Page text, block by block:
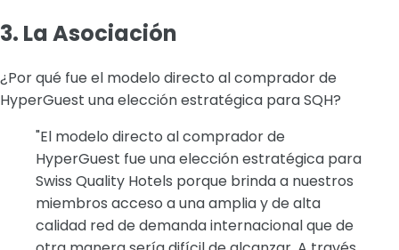
3. La Asociación
¿Por qué fue el modelo directo al comprador de
HyperGuest una elección estratégica para SQH?
"El modelo directo al comprador de
HyperGuest fue una elección estratégica para
Swiss Quality Hotels porque brinda a nuestros
miembros acceso a una amplia y de alta
calidad red de demanda internacional que de